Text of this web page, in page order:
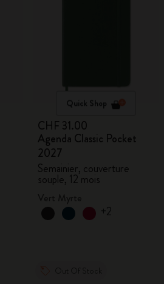
Quick Shop
CHF 31.00
Agenda Classic Pocket
2027
Semainier, couverture
souple, 12 mois
+2